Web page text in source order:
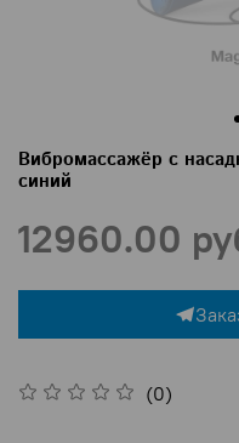
Вибромассажёр с
синий
(0)
12960.00